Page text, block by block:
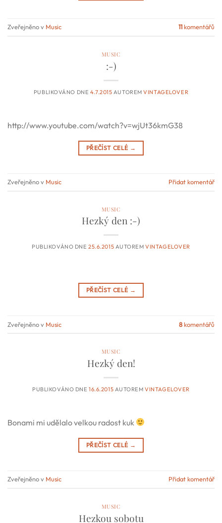
Zveřejněno v Music 11komentářů
MUSIC
:-)
PUBLIKOVÁNO DNE 4.7.2015 AUTOREMVINTAGELOVER
http://www.youtube.com/watch?v=wjUt36kmG38
PŘEČÍST CELÉ →
Zveřejněno v Music Přidat komentář
MUSIC
Hezký den :-)
PUBLIKOVÁNO DNE25.6.2015 AUTOREMVINTAGELOVER
PŘEČÍST CELÉ →
Zveřejněno v Music 8komentářů
MUSIC
Hezký den!
PUBLIKOVÁNO DNE16.6.2015 AUTOREMVINTAGELOVER
Bonami mi udělalo velkou radost kuk
PŘEČÍST CELÉ →
Zveřejněno v Music Přidat komentář
MUSIC
Hezkou sobotu